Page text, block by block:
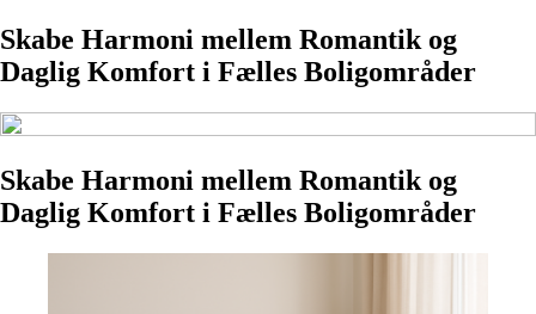
Skabe Harmoni mellem Romantik og
Daglig Komfort i Fælles Boligområder
Skabe Harmoni mellem Romantik og
Daglig Komfort i Fælles Boligområder